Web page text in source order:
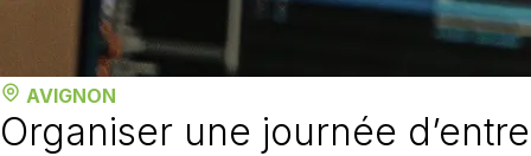
AVIGNON
Organiser une journée